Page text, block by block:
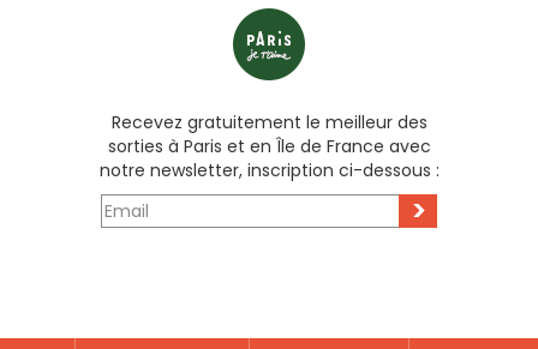
Recevez gratuitement le meilleur des
sorties à Paris et en Île de France avec
notre newsletter, inscription ci-dessous :
>